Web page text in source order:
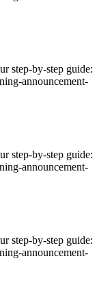
step-by-step guide:
announcement-
step-by-step guide:
announcement-
step-by-step guide:
announcement-